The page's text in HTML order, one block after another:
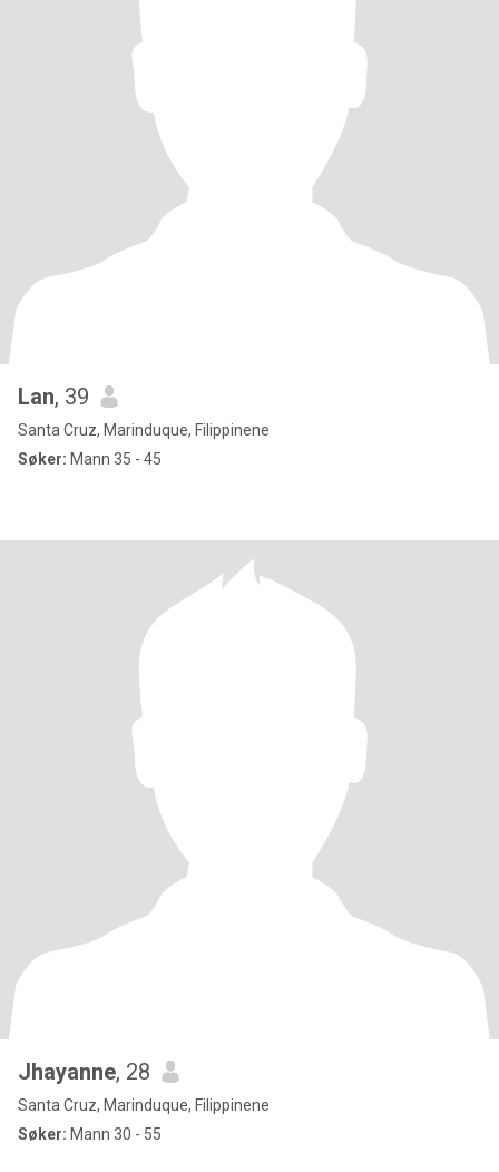
Lan, 39
Santa Cruz, Marinduque, Filippinene
Søker: Mann 35 - 45
Jhayanne, 28
Santa Cruz, Marinduque, Filippinene
Søker: Mann 30 - 55